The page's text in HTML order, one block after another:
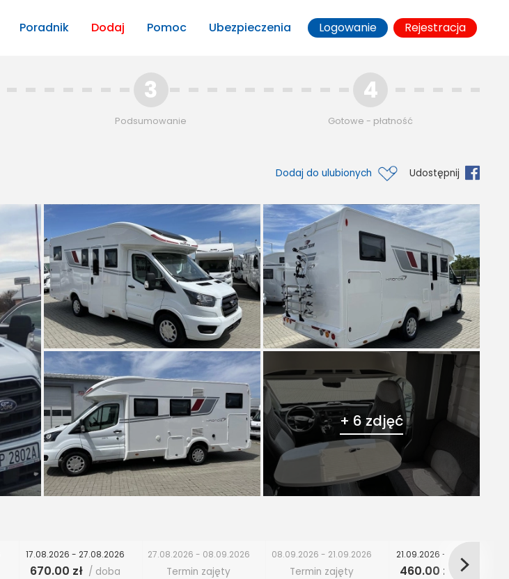
Poradnik Dodaj Pomoc Ubezpieczenia Logowanie Rejestracja
3
Podsumowanie
4
Gotowe - płatność
Dodaj do ulubionych Udostępnij
+ 6 zdjęć
17.08.2026 - 27.08.2026
670.00 zł / doba
27.08.2026 - 08.09.2026
Termin zajęty
08.09.2026 - 21.09.2026
Termin zajęty
21.09.2026 - 23.09.2026
460.00 zł / doba